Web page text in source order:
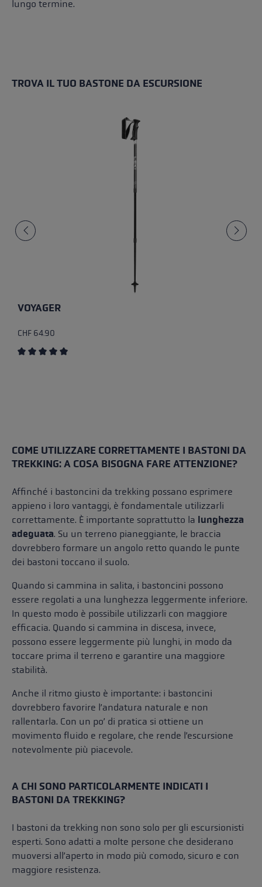
lungo termine.
TROVA IL TUO BASTONE DA ESCURSIONE
VOYAGER
CHF 64.90
COME UTILIZZARE CORRETTAMENTE I BASTONI DA
TREKKING: A COSA BISOGNA FARE ATTENZIONE?
Affinché i bastoncini da trekking possano esprimere
appieno i loro vantaggi, è fondamentale utilizzarli
correttamente. È importante soprattutto la lunghezza
adeguata. Su un terreno pianeggiante, le braccia
dovrebbero formare un angolo retto quando le punte
dei bastoni toccano il suolo.
Quando si cammina in salita, i bastoncini possono
essere regolati a una lunghezza leggermente inferiore.
In questo modo è possibile utilizzarli con maggiore
efficacia. Quando si cammina in discesa, invece,
possono essere leggermente più lunghi, in modo da
toccare prima il terreno e garantire una maggiore
stabilità.
Anche il ritmo giusto è importante: i bastoncini
dovrebbero favorire l’andatura naturale e non
rallentarla. Con un po’ di pratica si ottiene un
movimento fluido e regolare, che rende l’escursione
notevolmente più piacevole.
A CHI SONO PARTICOLARMENTE INDICATI I
BASTONI DA TREKKING?
I bastoni da trekking non sono solo per gli escursionisti
esperti. Sono adatti a molte persone che desiderano
muoversi all’aperto in modo più comodo, sicuro e con
maggiore resistenza.